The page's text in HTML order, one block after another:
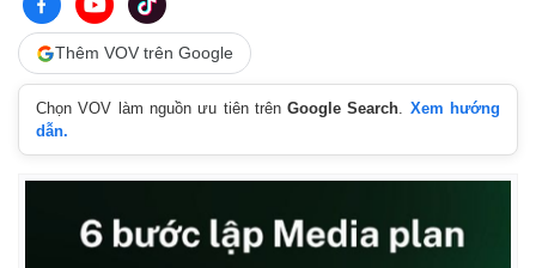
Thêm VOV trên Google
Chọn VOV làm nguồn ưu tiên trênGoogle Search. Xem hướng
dẫn.